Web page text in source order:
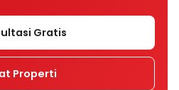
Gratis
Properti